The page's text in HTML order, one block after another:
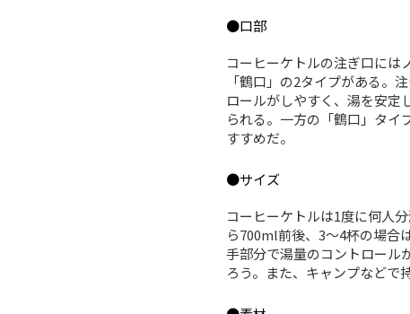
●口部
コーヒーケトルの注ぎ口には
「鶴口」の2タイプがある。
ロールがしやすく、湯を安定
られる。一方の「鶴口」タ
すすめだ。
●サイズ
コーヒーケトルは1度に何人
ら700ml前後、3〜4杯の場合
手部分で湯量のコントロール
ろう。また、キャンプなどで